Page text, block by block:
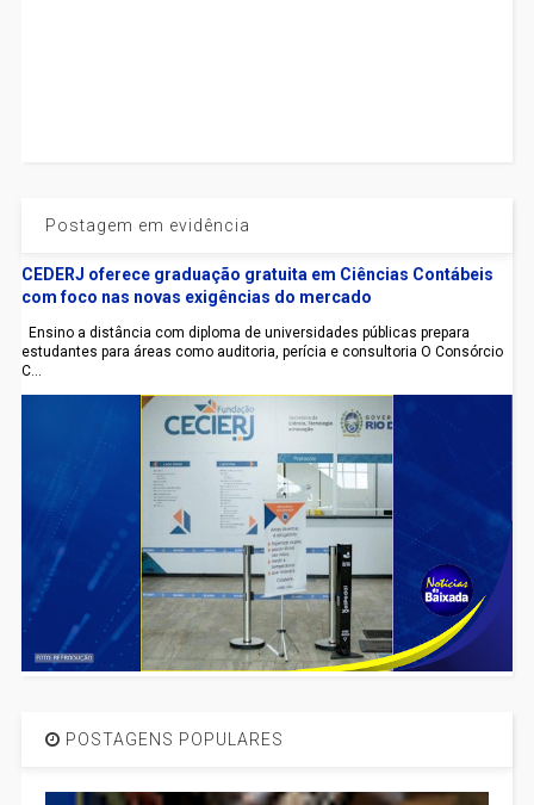
Postagem em evidência
CEDERJ oferece graduação gratuita em Ciências Contábeis
com foco nas novas exigências do mercado
Ensino a distância com diploma de universidades públicas prepara
estudantes para áreas como auditoria, perícia e consultoria O Consórcio
C...
POSTAGENS POPULARES